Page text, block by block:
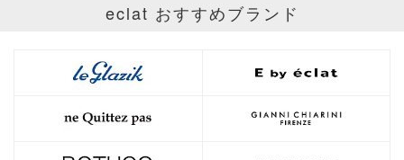
eclat おすすめブランド